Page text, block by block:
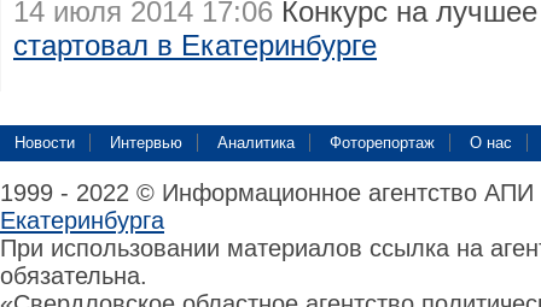
14 июля 2014 17:06 Конкурс на
стартовал в Екатеринбурге
Новости Интервью Аналитика Фоторепортаж О нас
1999 - 2022 © Информационное агентство
Екатеринбурга
При использовании материалов ссылка на
обязательна.